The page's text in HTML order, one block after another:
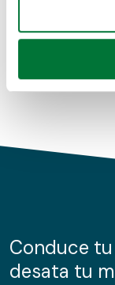
Identificar
para buscar
Obtenga más
de cookies.
información
nuestros
Conduce
desata tu